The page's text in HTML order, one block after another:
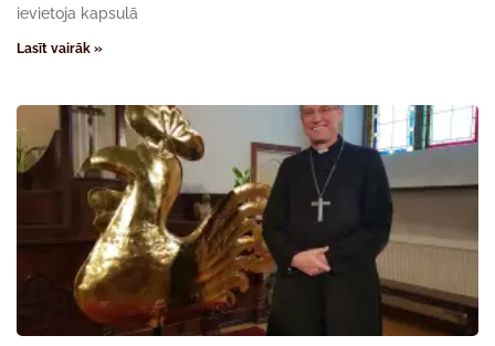
ievietoja kapsulā
Lasīt vairāk »